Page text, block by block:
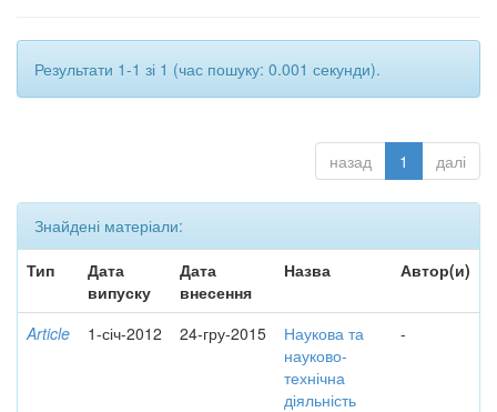
Результати 1-1 зі 1 (час пошуку: 0.001 секунди).
назад 1 далі
Знайдені матеріали:
Тип
Дата
випуску
Дата
внесення
Назва Автор(и)
Article 1-січ-2012 24-гру-2015
Наукова та
науково-
технічна
діяльність
-